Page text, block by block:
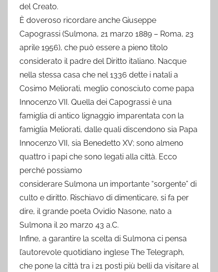
del Creato.
È doveroso ricordare anche Giuseppe
Capograssi (Sulmona, 21 marzo 1889 – Roma, 23
aprile 1956), che può essere a pieno titolo
considerato il padre del Diritto italiano. Nacque
nella stessa casa che nel 1336 dette i natali a
Cosimo Meliorati, meglio conosciuto come papa
Innocenzo VII. Quella dei Capograssi è una
famiglia di antico lignaggio imparentata con la
famiglia Meliorati, dalle quali discendono sia Papa
Innocenzo VII, sia Benedetto XV; sono almeno
quattro i papi che sono legati alla città. Ecco
perché possiamo
considerare Sulmona un importante “sorgente” di
culto e diritto. Rischiavo di dimenticare, si fa per
dire, il grande poeta Ovidio Nasone, nato a
Sulmona il 20 marzo 43 a.C.
Infine, a garantire la scelta di Sulmona ci pensa
l’autorevole quotidiano inglese The Telegraph,
che pone la città tra i 21 posti più belli da visitare al